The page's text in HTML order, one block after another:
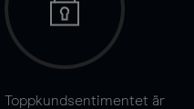
Toppkundsentimentet är